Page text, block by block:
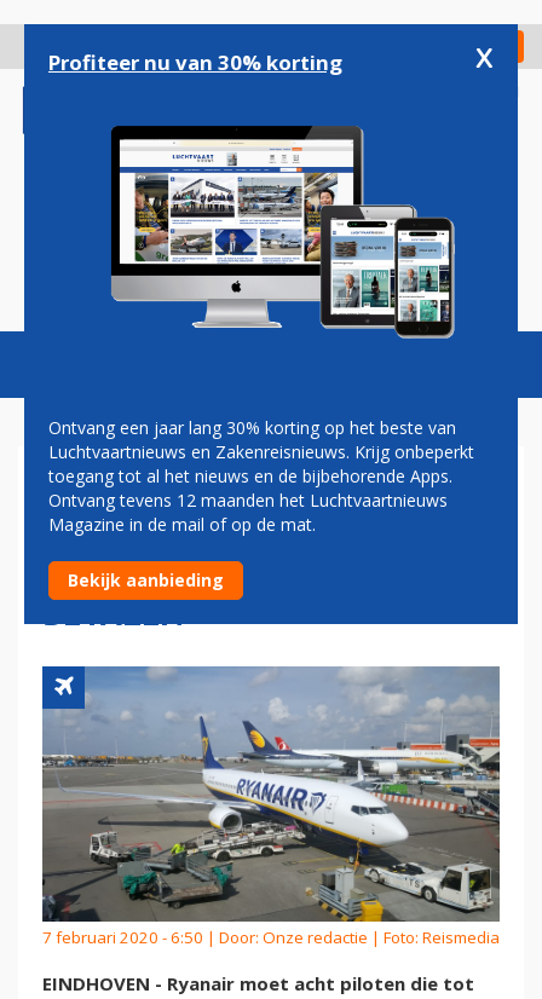
gaan
Check in
Magazine Podcasts Vacatures
RYANAIR MOET ACHT
EINDHOVENSE PILOTEN
SCHADEVERGOEDING
BETALEN
7 februari 2020 - 6:50 | Door: Onze redactie | Foto: Reismedia
EINDHOVEN - Ryanair moet acht piloten die tot
Profiteer nu van 30% korting x
Ontvang een jaar lang 30% korting op het beste van
Luchtvaartnieuws en Zakenreisnieuws. Krijg onbeperkt
toegang tot al het nieuws en de bijbehorende Apps.
Ontvang tevens 12 maanden het Luchtvaartnieuws
Magazine in de mail of op de mat.
Bekijk aanbieding